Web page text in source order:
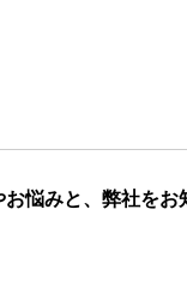
悩みと、弊社をお